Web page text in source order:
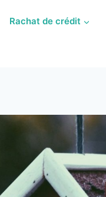
Rachat de crédit